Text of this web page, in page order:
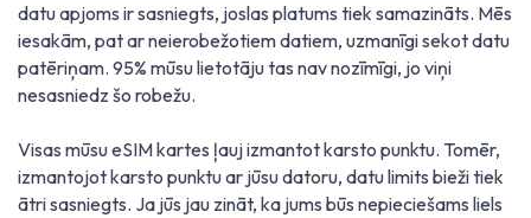
datu apjoms ir sasniegts, joslas platums tiek samazināts. Mēs
iesakām, pat ar neierobežotiem datiem, uzmanīgi sekot datu
patēriņam. 95% mūsu lietotāju tas nav nozīmīgi, jo viņi
nesasniedz šo robežu.
Visas mūsu eSIM kartes ļauj izmantot karsto punktu. Tomēr,
izmantojot karsto punktu ar jūsu datoru, datu limits bieži tiek
ātri sasniegts. Ja jūs jau zināt, ka jums būs nepieciešams liels